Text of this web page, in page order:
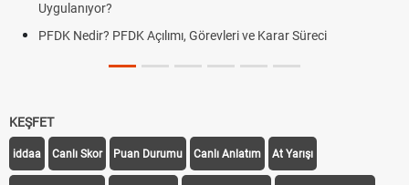
Uygulanıyor?
PFDK Nedir? PFDK Açılımı, Görevleri ve Karar Süreci
KEŞFET
iddaa Canlı Skor Puan Durumu Canlı Anlatım At Yarışı